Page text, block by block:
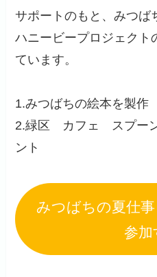
サポートのもと、みつば
ハニービープロジェクト
ています。
1.みつばちの絵本を製作
2.緑区 カフェ スプー
ント
みつばちの夏仕
参加